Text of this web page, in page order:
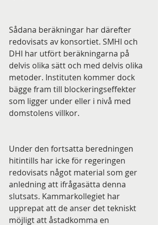
Sådana beräkningar har därefter
redovisats av konsortiet. SMHI och
DHI har utfört beräkningarna på
delvis olika sätt och med delvis olika
metoder. Instituten kommer dock
bägge fram till blockeringseffekter
som ligger under eller i nivå med
domstolens villkor.
Under den fortsatta beredningen
hitintills har icke för regeringen
redovisats något material som ger
anledning att ifrågasätta denna
slutsats. Kammarkollegiet har
upprepat att de anser det tekniskt
möjligt att åstadkomma en